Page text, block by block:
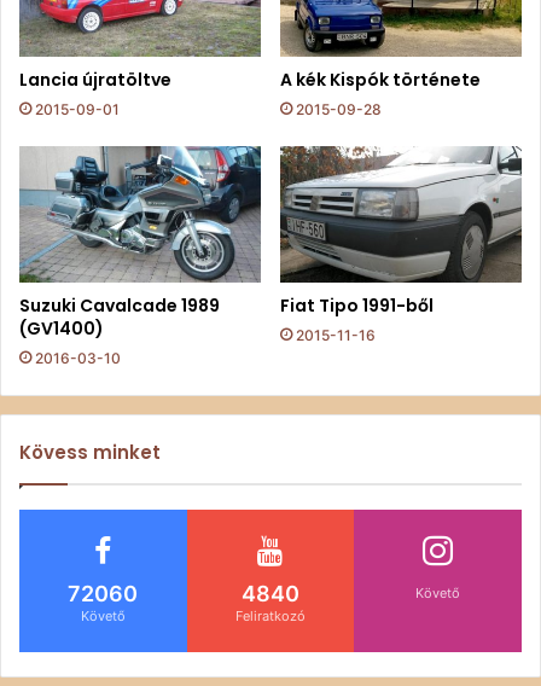
Lancia újratöltve
2015-09-01
A kék Kispók története
2015-09-28
Suzuki Cavalcade 1989
(GV1400)
2016-03-10
Fiat Tipo 1991-ből
2015-11-16
Kövess minket
72060
Követő
4840
Feliratkozó
Követő